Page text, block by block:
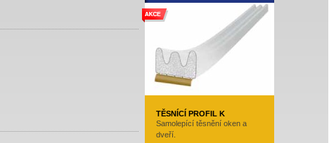
TĚSNÍCÍ PROFIL K
Samolepící těsnění oken a
dveří.